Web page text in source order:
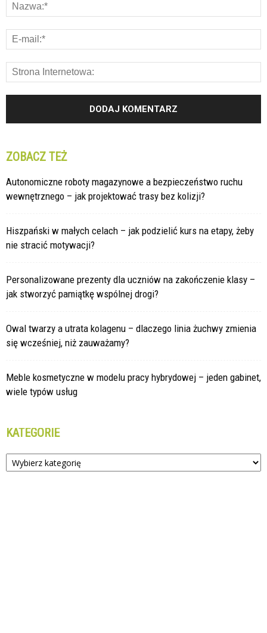
ZOBACZ TEŻ
Autonomiczne roboty magazynowe a bezpieczeństwo ruchu
wewnętrznego – jak projektować trasy bez kolizji?
Hiszpański w małych celach – jak podzielić kurs na etapy, żeby
nie stracić motywacji?
Personalizowane prezenty dla uczniów na zakończenie klasy –
jak stworzyć pamiątkę wspólnej drogi?
Owal twarzy a utrata kolagenu – dlaczego linia żuchwy zmienia
się wcześniej, niż zauważamy?
Meble kosmetyczne w modelu pracy hybrydowej – jeden gabinet,
wiele typów usług
KATEGORIE
Kategorie